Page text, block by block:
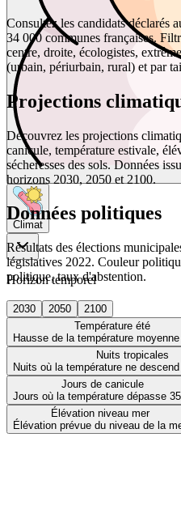
Climat
Horizon temporel
2030 2050
2100
Température été
Hausse de la température
Nuits tropicales
Nuits où la température ne
Jours de canicule
Jours où la température dépasse
Élévation niveau mer
Élévation prévue du niveau de la
Consultez les candidats déclarés
34 000 communes françaises.
centre, droite, écologistes,
(urbain, périurbain, rural) et par
Projections
Découvrez les projections
canicule, température estivale,
sécheresses des sols. Données
horizons 2030, 2050 et 2100.
Données politiques
Résultats des élections
législatives 2022. Couleur
politique, taux d'abstention.